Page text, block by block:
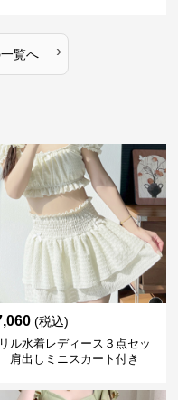
覧へ ›
(税込)
ル水着レディース３点セッ
肩出しミニスカート付き